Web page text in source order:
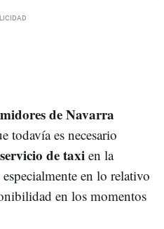
de Navarra
todavía es necesario
de taxien la
especialmente en lo relativo
en los momentos